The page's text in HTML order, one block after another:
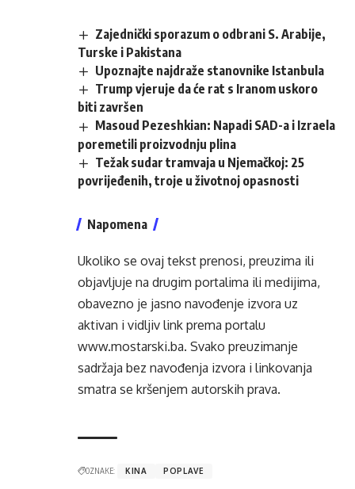
Zajednički sporazum o odbrani S. Arabije,
Turske i Pakistana
Upoznajte najdraže stanovnike Istanbula
Trump vjeruje da će rat s Iranom uskoro
biti završen
Masoud Pezeshkian: Napadi SAD-a i Izraela
poremetili proizvodnju plina
Težak sudar tramvaja u Njemačkoj: 25
povrijeđenih, troje u životnoj opasnosti
Napomena
Ukoliko se ovaj tekst prenosi, preuzima ili
objavljuje na drugim portalima ili medijima,
obavezno je jasno navođenje izvora uz
aktivan i vidljiv link prema portalu
www.mostarski.ba. Svako preuzimanje
sadržaja bez navođenja izvora i linkovanja
smatra se kršenjem autorskih prava.
OZNAKE: KINA POPLAVE